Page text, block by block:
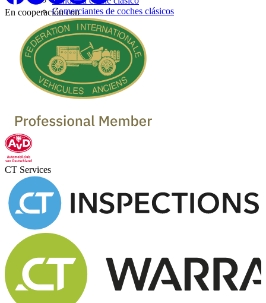
Comerciantes de coches clásicos
En cooperación con
CT Services